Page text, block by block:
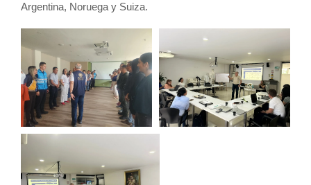
Argentina, Noruega y Suiza.